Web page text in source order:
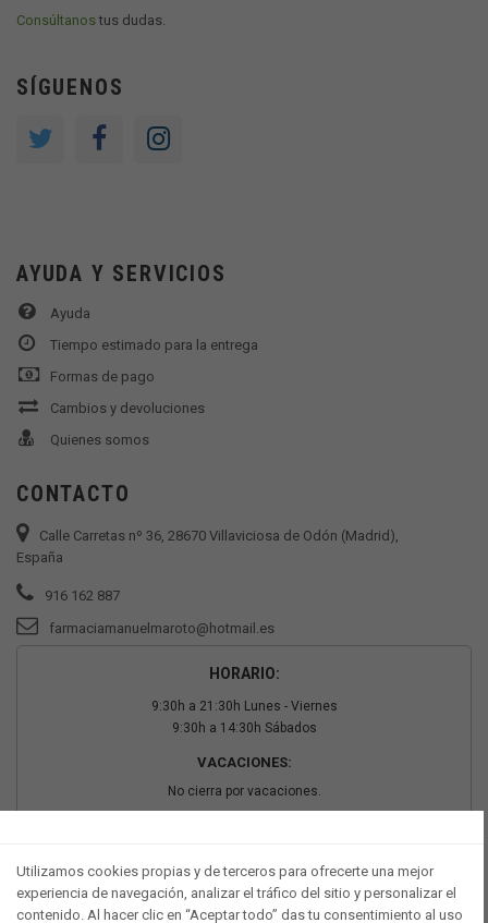
Consúltanostus dudas.
SÍGUENOS
AYUDA Y SERVICIOS
Ayuda
Tiempo estimado para la entrega
Formas de pago
Cambios y devoluciones
Quienes somos
CONTACTO
Calle Carretas nº 36, 28670 Villaviciosa de Odón (Madrid),
España
916 162 887
farmaciamanuelmaroto@hotmail.es
HORARIO:
9:30h a 21:30h Lunes - Viernes
9:30h a 14:30h Sábados
VACACIONES:
No cierra por vacaciones.
Utilizamos cookies propias y de terceros para ofrecerte una mejor
experiencia de navegación, analizar el tráfico del sitio y personalizar el
contenido. Al hacer clic en “Aceptar todo” das tu consentimiento al uso